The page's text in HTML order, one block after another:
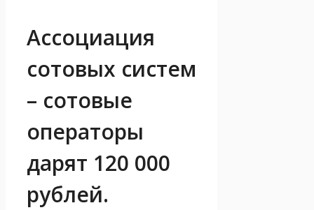
Ассоциация
сотовых систем
– сотовые
операторы
дарят 120 000
рублей.